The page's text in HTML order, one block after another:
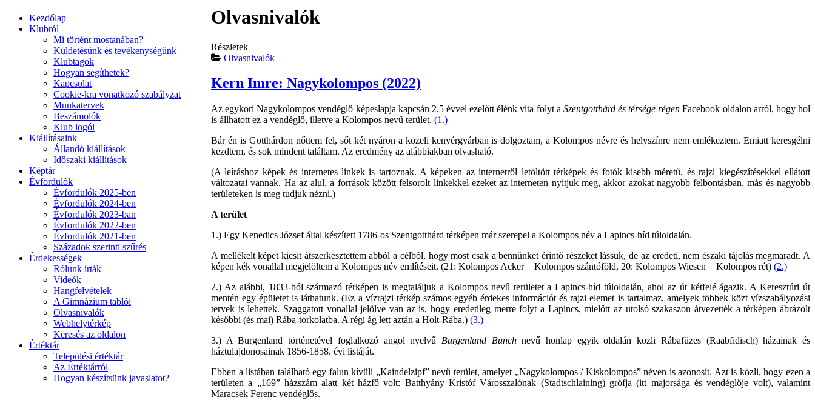
Kezdőlap
Klubról
Mi történt mostanában?
Küldetésünk és tevékenységünk
Klubtagok
Hogyan segíthetek?
Kapcsolat
Cookie-kra vonatkozó szabályzat
Munkatervek
Beszámolók
Klub logói
Kiállításaink
Állandó kiállítások
Időszaki kiállítások
Képtár
Évfordulók
Évfordulók 2025-ben
Évfordulók 2024-ben
Évfordulók 2023-ban
Évfordulók 2022-ben
Évfordulók 2021-ben
Századok szerinti szűrés
Érdekességek
Rólunk írták
Videók
Hangfelvételek
A Gimnázium tablói
Olvasnivalók
Webhelytérkép
Keresés az oldalon
Értéktár
Települési értéktár
Az Értéktárról
Hogyan készítsünk javaslatot?
Olvasnivalók
Részletek
Olvasnivalók
Kern Imre: Nagykolompos (2022)
Az egykori Nagykolompos vendéglő képeslapja kapcsán 2,5 évvel ezelőtt élénk vita folyt a Szentgotthárd és térsége régenFacebook oldalon arról, hogy hol
is állhatott ez a vendéglő, illetve a Kolompos nevű terület. (1.)
Bár én is Gotthárdon nőttem fel, sőt két nyáron a közeli kenyérgyárban is dolgoztam, a Kolompos névre és helyszínre nem emlékeztem. Emiatt keresgélni
kezdtem, és sok mindent találtam. Az eredmény az alábbiakban olvasható.
(A leíráshoz képek és internetes linkek is tartoznak. A képeken az internetről letöltött térképek és fotók kisebb méretű, és rajzi kiegészítésekkel ellátott
változatai vannak. Ha az alul, a források között felsorolt linkekkel ezeket az interneten nyitjuk meg, akkor azokat nagyobb felbontásban, más és nagyobb
területeken is meg tudjuk nézni.)
A terület
1.) Egy Kenedics József által készített 1786-os Szentgotthárd térképen már szerepel a Kolompos név a Lapincs-híd túloldalán.
A mellékelt képet kicsit átszerkesztettem abból a célból, hogy most csak a bennünket érintő részeket lássuk, de az eredeti, nem északi tájolás megmaradt. A
képen kék vonallal megjelöltem a Kolompos név említéseit. (21: Kolompos Acker = Kolompos szántóföld, 20: Kolompos Wiesen = Kolompos rét) (2.)
2.) Az alábbi, 1833-ból származó térképen is megtaláljuk a Kolompos nevű területet a Lapincs-híd túloldalán, ahol az út kétfelé ágazik. A Keresztúri út
mentén egy épületet is láthatunk. (Ez a vízrajzi térkép számos egyéb érdekes információt és rajzi elemet is tartalmaz, amelyek többek közt vízszabályozási
tervek is lehettek. Szaggatott vonallal jelölve van az is, hogy eredetileg merre folyt a Lapincs, mielőtt az utolsó szakaszon átvezették a térképen ábrázolt
későbbi (és mai) Rába-torkolatba. A régi ág lett aztán a Holt-Rába.) (3.)
3.) A Burgenland történetével foglalkozó angol nyelvű Burgenland Bunchnevű honlap egyik oldalán közli Rábafüzes (Raabfidisch) házainak és
háztulajdonosainak 1856-1858. évi listáját.
Ebben a listában található egy falun kívüli „Kaindelzipf” nevű terület, amelyet „Nagykolompos / Kiskolompos” néven is azonosít. Azt is közli, hogy ezen a
területen a „169” házszám alatt két házfő volt: Batthyány Kristóf Városszalónak (Stadtschlaining) grófja (itt majorsága és vendéglője volt), valamint
Maracsek Ferenc vendéglős.